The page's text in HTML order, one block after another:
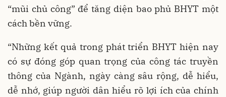
“mũi chủ công” để tăng diện bao phủ BHYT một
cách bền vững.
“Những kết quả trong phát triển BHYT hiện nay
có sự đóng góp quan trọng của công tác truyền
thông của Ngành, ngày càng sâu rộng, dễ hiểu,
dễ nhớ, giúp người dân hiểu rõ lợi ích của chính